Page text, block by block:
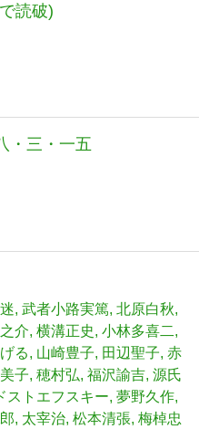
読破)
・三・一五
武者小路実篤 北原白秋
介 横溝正史 小林多喜二
る 山崎豊子 田辺聖子 赤
子 穂村弘 福沢諭吉 源氏
ストエフスキー 夢野久作
太宰治 松本清張 梅棹忠